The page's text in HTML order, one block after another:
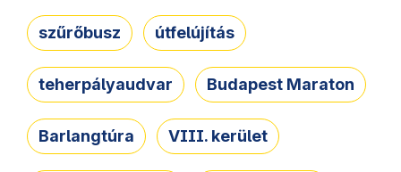
szűrőbusz útfelújítás
teherpályaudvar Budapest Maraton
Barlangtúra VIII. kerület